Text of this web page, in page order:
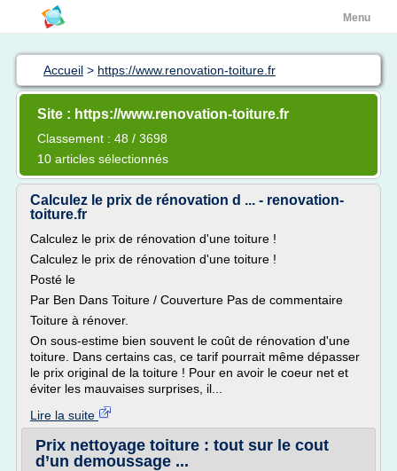
Menu
Accueil > https://www.renovation-toiture.fr
Site : https://www.renovation-toiture.fr
Classement : 48 / 3698
10 articles sélectionnés
Calculez le prix de rénovation d ... - renovation-
toiture.fr
Calculez le prix de rénovation d'une toiture !
Calculez le prix de rénovation d'une toiture !
Posté le
Par Ben Dans Toiture / Couverture Pas de commentaire
Toiture à rénover.
On sous-estime bien souvent le coût de rénovation d'une
toiture. Dans certains cas, ce tarif pourrait même dépasser
le prix original de la toiture ! Pour en avoir le coeur net et
éviter les mauvaises surprises, il...
Lire la suite
Prix nettoyage toiture : tout sur le cout
d’un demoussage ...